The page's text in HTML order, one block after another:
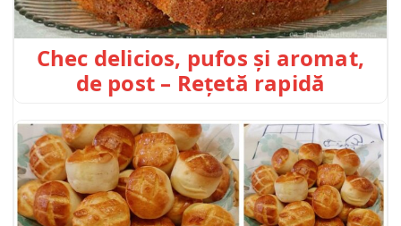
Chec delicios, pufos și aromat,
de post – Rețetă rapidă